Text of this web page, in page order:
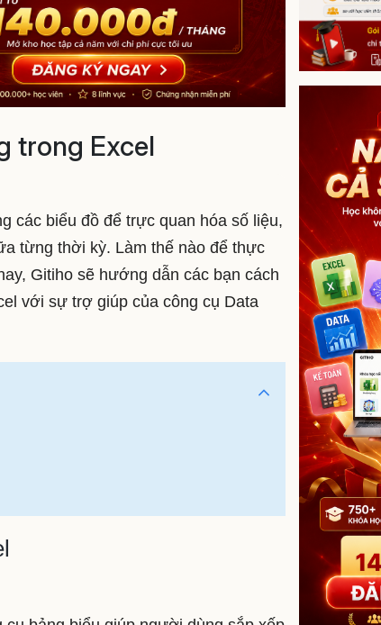
trong Excel
các biểu đồ để trực quan hóa số liệu,
từng thời kỳ. Làm thế nào để thực
Gitiho sẽ hướng dẫn các bạn cách
với sự trợ giúp của công cụ Data